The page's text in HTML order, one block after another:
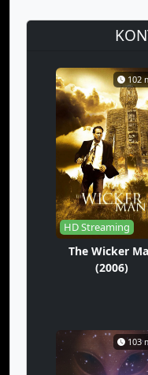
102
HD Streaming
The Wicker
(2006)
103